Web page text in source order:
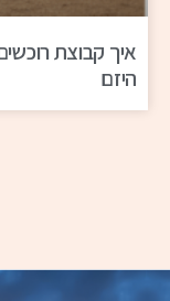
איך קבוצת
היזם